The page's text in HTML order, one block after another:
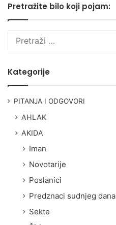
Pretražite bilo koji pojam:
Kategorije
PITANJA I ODGOVORI
AHLAK
AKIDA
Iman
Novotarije
Poslanici
Predznaci sudnjeg dana
Sekte